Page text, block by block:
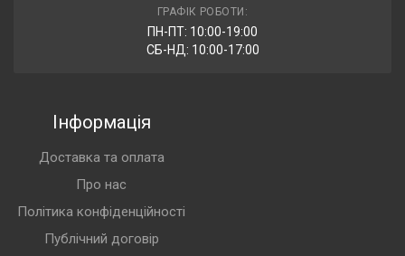
ГРАФІК РОБОТИ:
ПН-ПТ: 10:00-19:00
СБ-НД: 10:00-17:00
Інформація
Доставка та оплата
Про нас
Політика конфіденційності
Публічний договір